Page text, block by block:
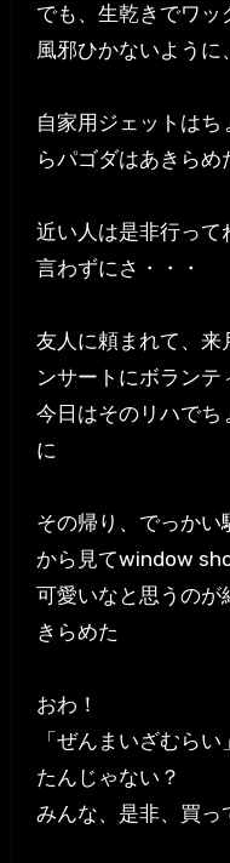
でも、生乾きでワッ
風邪ひかないように
自家用ジェットは
らパゴダはあきらめ
近い人は是非行って
言わずにさ・・・
友人に頼まれて、来
ンサートにボランテ
今日はそのリハでち
に
その帰り、でっか
から見てwindow
可愛いなと思うのが
きらめた
おわ！
「ぜんまいざむら
たんじゃない？
みんな、是非、買っ